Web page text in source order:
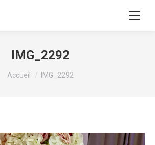
IMG_2292
Vous êtes ici :
Accueil IMG_2292